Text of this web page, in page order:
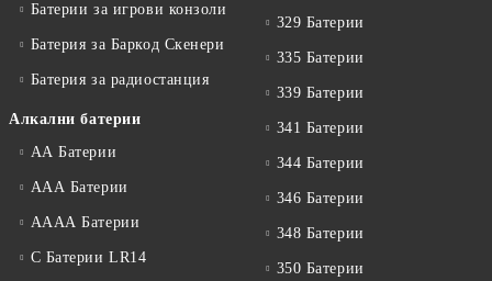
Батерии за игрови конзоли
Батерия за Баркод Скенери
Батерия за радиостанция
Алкални батерии
АА Батерии
ААА Батерии
АААА Батерии
C Батерии LR14
329 Батерии
335 Батерии
339 Батерии
341 Батерии
344 Батерии
346 Батерии
348 Батерии
350 Батерии